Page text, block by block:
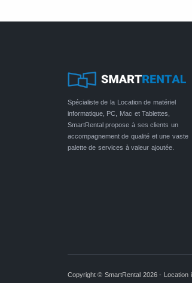
Spécialiste de la Location de matériel
informatique, PC, Mac et Tablettes,
SmartRental propose à ses clients un
accompagnement de qualité et une vaste
palette de services à valeur ajoutée.
Copyright © SmartRental 2026 -